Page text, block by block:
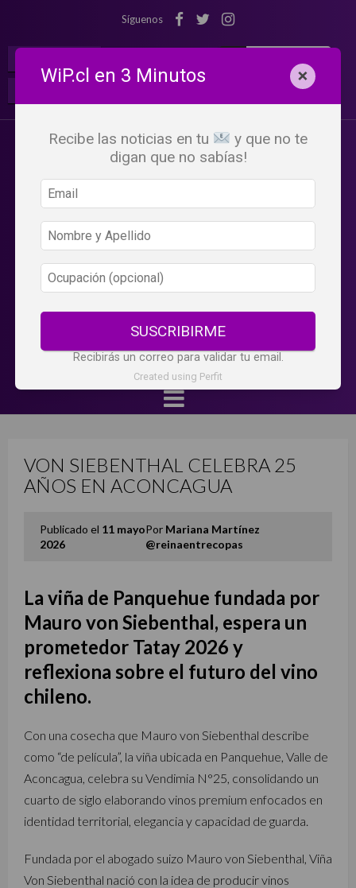
Síguenos
VON SIEBENTHAL CELEBRA 25
AÑOS EN ACONCAGUA
Publicado el 11 mayo
2026
Por Mariana Martínez
@reinaentrecopas
La viña de Panquehue fundada por
Mauro von Siebenthal, espera un
prometedor Tatay 2026 y
reflexiona sobre el futuro del vino
chileno.
Con una cosecha que Mauro von Siebenthal describe
como “de película”, la viña ubicada en Panquehue, Valle de
Aconcagua, celebra su Vendimia N°25, consolidando un
cuarto de siglo elaborando vinos premium enfocados en
identidad territorial, elegancia y capacidad de guarda.
Fundada por el abogado suizo Mauro von Siebenthal, Viña
Von Siebenthal nació con la idea de producir vinos
WiP.cl en 3 Minutos ×
Recibe las noticias en tu
y que no te
digan que no sabías!
SUSCRIBIRME
Recibirás un correo para validar tu email.
Created using Perfit